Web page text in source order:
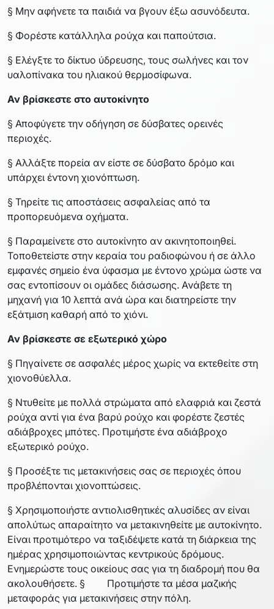
§ Μην αφήνετε τα παιδιά να βγουν έξω ασυνόδευτα.
§ Φορέστε κατάλληλα ρούχα και παπούτσια.
§ Ελέγξτε το δίκτυο ύδρευσης, τους σωλήνες και τον
υαλοπίνακα του ηλιακού θερμοσίφωνα.
Αν βρίσκεστε στο αυτοκίνητο
§ Αποφύγετε την οδήγηση σε δύσβατες ορεινές
περιοχές.
§ Αλλάξτε πορεία αν είστε σε δύσβατο δρόμο και
υπάρχει έντονη χιονόπτωση.
§ Τηρείτε τις αποστάσεις ασφαλείας από τα
προπορευόμενα οχήματα.
§ Παραμείνετε στο αυτοκίνητο αν ακινητοποιηθεί.
Τοποθετείστε στην κεραία του ραδιοφώνου ή σε άλλο
εμφανές σημείο ένα ύφασμα με έντονο χρώμα ώστε να
σας εντοπίσουν οι ομάδες διάσωσης. Ανάβετε τη
μηχανή για 10 λεπτά ανά ώρα και διατηρείστε την
εξάτμιση καθαρή από το χιόνι.
Αν βρίσκεστε σε εξωτερικό χώρο
§ Πηγαίνετε σε ασφαλές μέρος χωρίς να εκτεθείτε στη
χιονοθύελλα.
§ Ντυθείτε με πολλά στρώματα από ελαφριά και ζεστά
ρούχα αντί για ένα βαρύ ρούχο και φορέστε ζεστές
αδιάβροχες μπότες. Προτιμήστε ένα αδιάβροχο
εξωτερικό ρούχο.
§ Προσέξτε τις μετακινήσεις σας σε περιοχές όπου
προβλέπονται χιονοπτώσεις.
§ Χρησιμοποιήστε αντιολισθητικές αλυσίδες αν είναι
απολύτως απαραίτητο να μετακινηθείτε με αυτοκίνητο.
Είναι προτιμότερο να ταξιδέψετε κατά τη διάρκεια της
ημέρας χρησιμοποιώντας κεντρικούς δρόμους.
Ενημερώστε τους οικείους σας για τη διαδρομή που θα
ακολουθήσετε. § Προτιμήστε τα μέσα μαζικής
μεταφοράς για μετακινήσεις στην πόλη.